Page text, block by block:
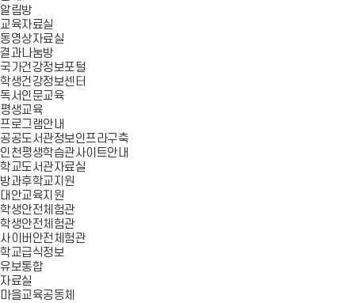
알림방
교육자료실
동영상자료실
결과나눔방
국가건강정보포털
학생건강정보센터
독서인문교육
평생교육
프로그램안내
공공도서관정보인프라구축
인천평생학습관사이트안내
학교도서관자료실
방과후학교지원
대안교육지원
학생안전체험관
학생안전체험관
사이버안전체험관
학교급식정보
유보통합
자료실
마을교육공동체